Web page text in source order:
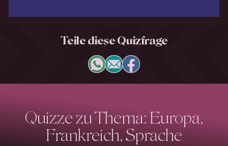
Teile diese Quizfrage
Quizze zu Thema: Europa,
Frankreich, Sprache